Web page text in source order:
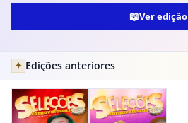
📖Ver edição
✦ Edições anteriores